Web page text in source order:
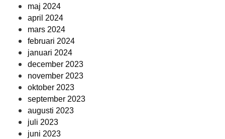
maj 2024
april 2024
mars 2024
februari 2024
januari 2024
december 2023
november 2023
oktober 2023
september 2023
augusti 2023
juli 2023
juni 2023